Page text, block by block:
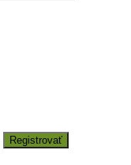
Registrovať